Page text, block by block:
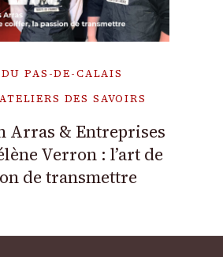
PAS-DE-CALAIS
ATELIERS DES SAVOIRS
Arras & Entreprises
Verron : l’art de
de transmettre